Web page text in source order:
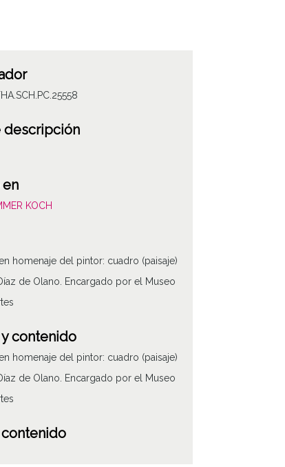
descripción
KOCH
homenaje del pintor: cuadro (paisaje)
de Olano. Encargado por el Museo
contenido
homenaje del pintor: cuadro (paisaje)
de Olano. Encargado por el Museo